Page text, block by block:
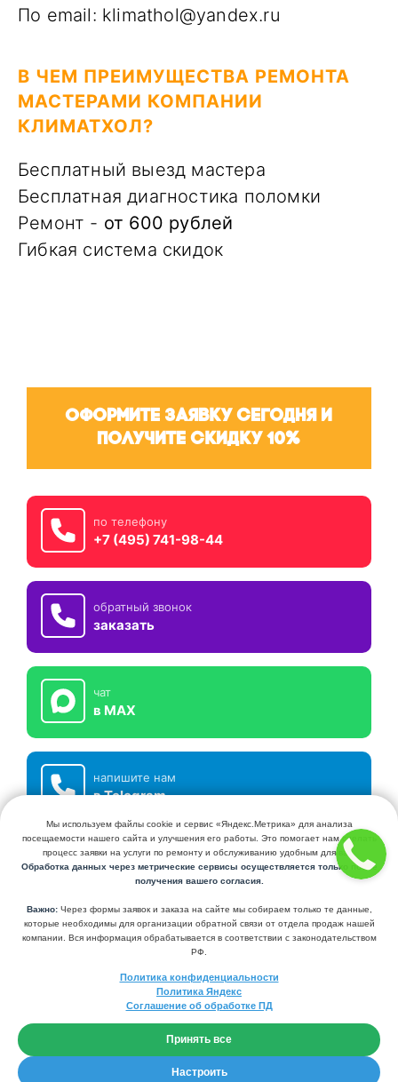
По email: klimathol@yandex.ru
В ЧЕМ ПРЕИМУЩЕСТВА РЕМОНТА
МАСТЕРАМИ КОМПАНИИ
КЛИМАТХОЛ?
Бесплатный выезд мастера
Бесплатная диагностика поломки
Ремонт - от 600 рублей
Гибкая система скидок
Оформите заявку сегодня и
получите скидку 10%
по телефону
+7 (495) 741-98-44
обратный звонок
заказать
чат
в MAX
напишите нам
в Telegram
СЕРВИСНЫЙ ЦЕНТР КЛИМАТХОЛ
УСТАНОВКА И ОБСЛУЖИВАНИЕ КОНДИЦИОНЕРОВ И СИСТЕМ
+7 (495) 741-98-44
+7 (926) 845-62-44
KLIMATHOL@YANDEX.RU